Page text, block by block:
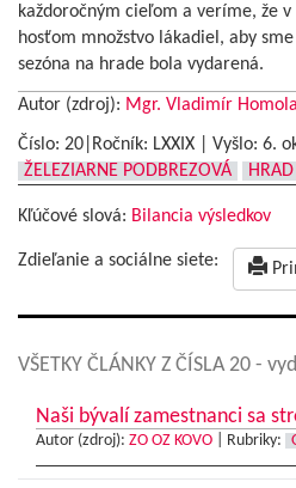
každoročným cieľom a veríme, že
hosťom množstvo lákadiel, aby
sezóna na hrade bola vydarená.
Autor (zdroj): Mgr. Vladimír Homola
Číslo: 20|Ročník: LXXIX | Vyšlo: 6.
ŽELEZIARNE PODBREZOVÁ
Kľúčové slová: Bilancia výsledkov
Zdieľanie a sociálne siete:
VŠETKY ČLÁNKY Z ČÍSLA 20 -
Naši bývalí zamestnanci sa
Autor (zdroj): ZO OZ KOVO Rubriky: